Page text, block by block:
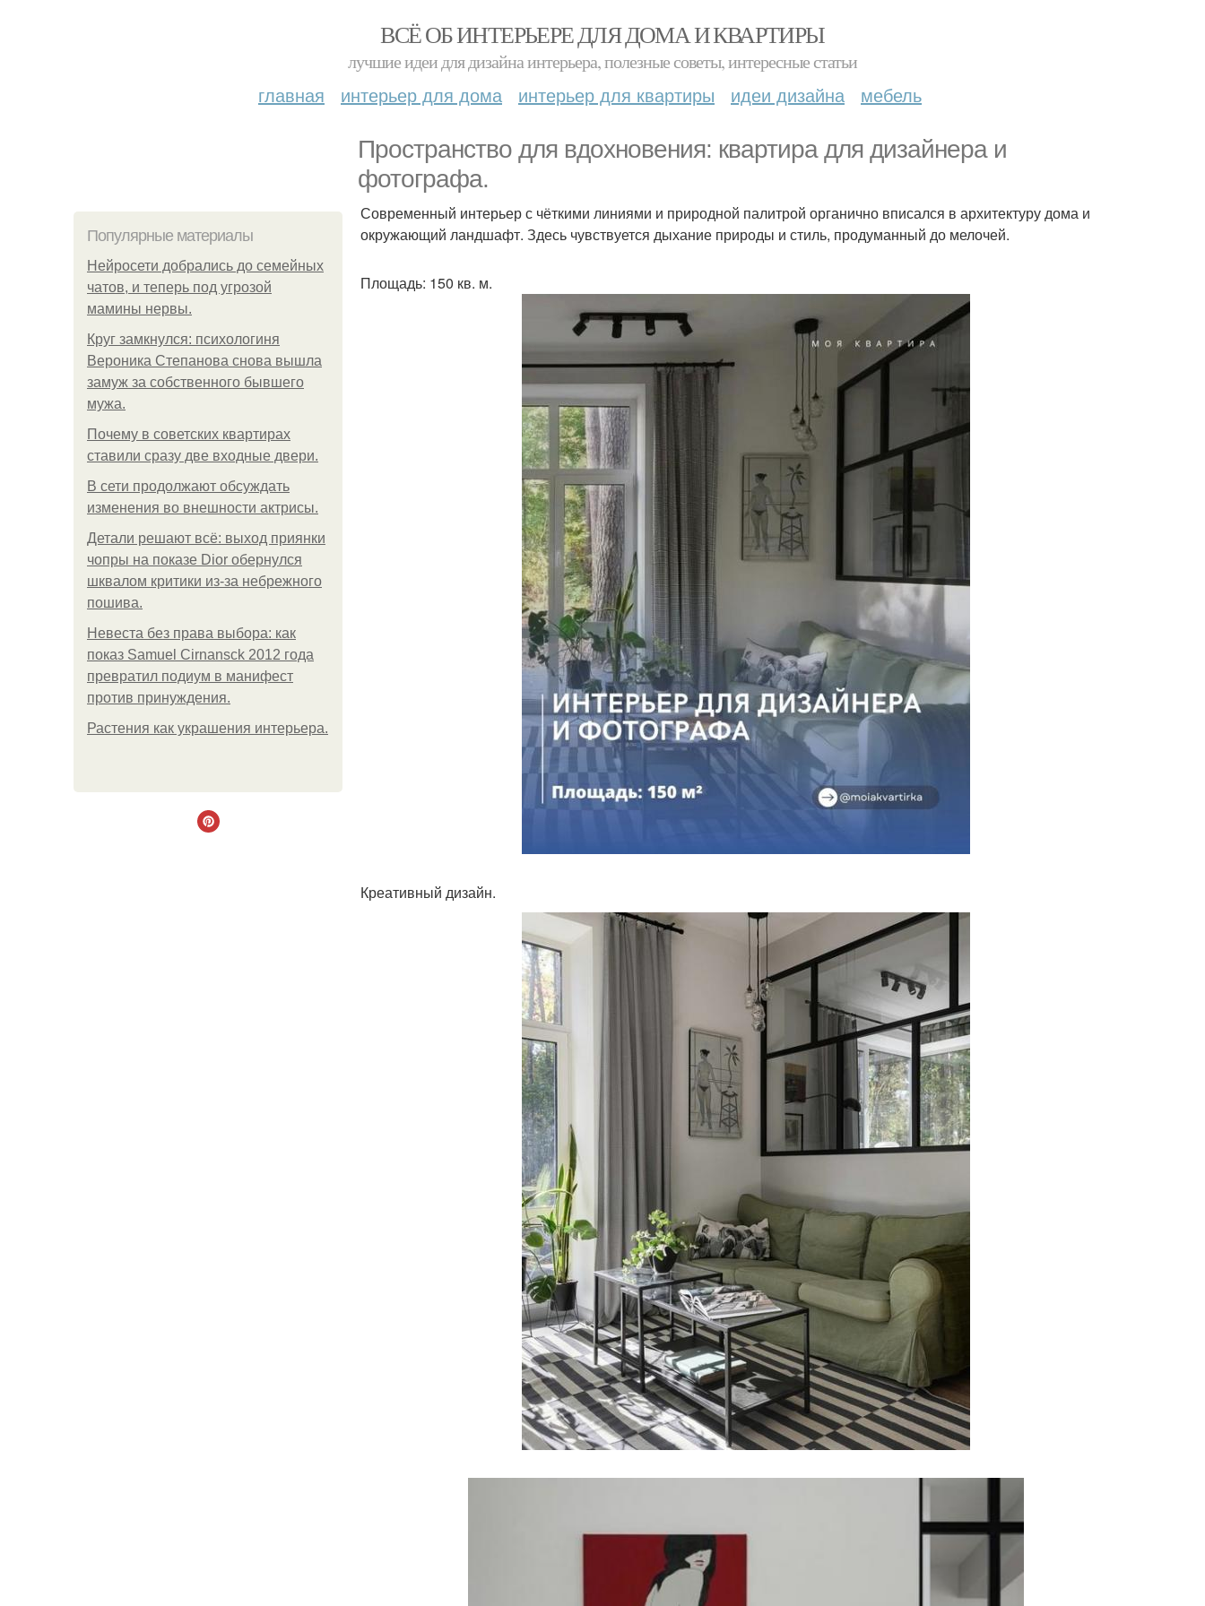
ВСЁ ОБ ИНТЕРЬЕРЕ ДЛЯ ДОМА И КВАРТИРЫ
лучшие идеи для дизайна интерьера, полезные советы, интересные статьи
главная интерьер для дома интерьер для квартиры идеи дизайна мебель
Пространство для вдохновения: квартира для дизайнера и
фотографа.
Популярные материалы
Нейросети добрались до семейных
чатов, и теперь под угрозой
мамины нервы.
Круг замкнулся: психологиня
Вероника Степанова снова вышла
замуж за собственного бывшего
мужа.
Почему в советских квартирах
ставили сразу две входные двери.
В сети продолжают обсуждать
изменения во внешности актрисы.
Детали решают всё: выход приянки
чопры на показе Dior обернулся
шквалом критики из-за небрежного
пошива.
Невеста без права выбора: как
показ Samuel Cirnansck 2012 года
превратил подиум в манифест
против принуждения.
Растения как украшения интерьера.
Современный интерьер с чёткими линиями и природной палитрой органично вписался в архитектуру дома и
окружающий ландшафт. Здесь чувствуется дыхание природы и стиль, продуманный до мелочей.
Площадь: 150 кв. м.
Креативный дизайн.